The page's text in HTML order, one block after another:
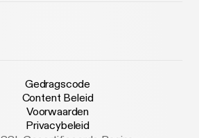
Gedragscode
Content Beleid
Voorwaarden
Privacybeleid